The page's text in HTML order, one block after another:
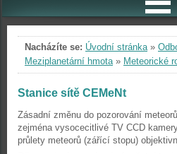
Nacházíte se: Úvodní stránka»
Meziplanetární hmota» Meteorické
Stanice sítě CEMeNt
Zásadní změnu do pozorování
zejména vysocecitlivé TV CCD
průlety meteorů (zářící stopu)